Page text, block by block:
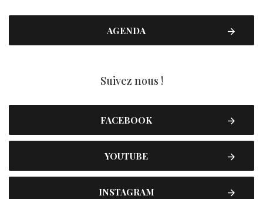
AGENDA
Suivez nous !
FACEBOOK
YOUTUBE
INSTAGRAM